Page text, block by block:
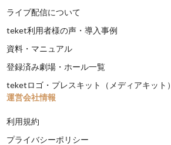
ライブ配信について
teket利用者様の声・導入事例
資料・マニュアル
登録済み劇場・ホール一覧
teketロゴ・プレスキット（メディアキット）
運営会社情報
利用規約
プライバシーポリシー